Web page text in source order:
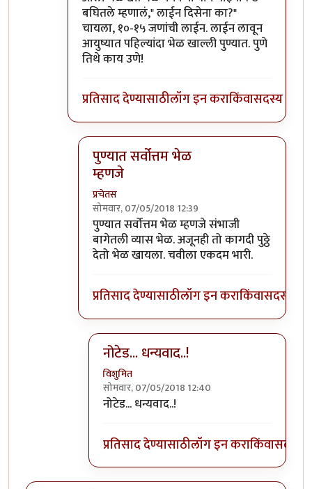
बघितले म्हणालं," लाईन दिसेना का?"
चायला, १०-१५ जणांची लाईन. लाईन लावून
आयुष्यात पहिल्यांदा भेळ खाल्ली पुण्यात. पुणे
तिथे काय उणे!
प्रतिसाद देण्यासाठीलॉग इन कराकिंवासदस्य व्हा
पुण्यात सर्वोत्तम भेळ
म्हणजे
प्रचेतस
सोमवार, 07/05/2018 12:39
In reply toपुढच्या पिढीला ते चालवता आले
पुण्यात सर्वोत्तम भेळ म्हणजे संभाजी
बागेतली व्यास भेळ. अजूनही तो कागदी पुठ्ठे
देतो भेळ खायला. चवीला एकदम भारी.
प्रतिसाद देण्यासाठीलॉग इन कराकिंवासदस्य व्हा
नोटेड... धन्यवाद..!
विशुमित
सोमवार, 07/05/2018 12:40
In reply toपुण्यात सर्वोत्तम भेळ म्हणजे
नोटेड... धन्यवाद..!
प्रतिसाद देण्यासाठीलॉग इन कराकिंवासदस्य